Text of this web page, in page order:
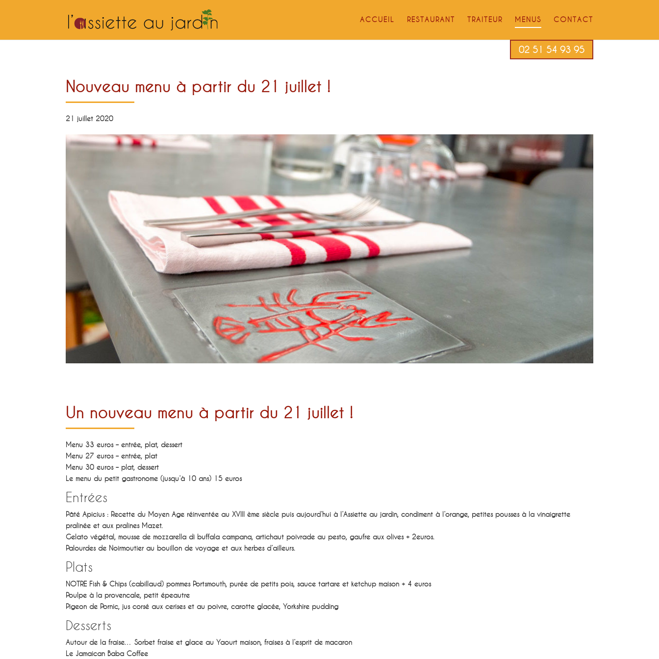
ACCUEIL RESTAURANT TRAITEUR MENUS CONTACT
02 51 54 93 95
Nouveau menu à partir du 21 juillet !
21 juillet 2020
Un nouveau menu à partir du 21 juillet !
Menu 33 euros – entrée, plat, dessert
Menu 27 euros – entrée, plat
Menu 30 euros – plat, dessert
Le menu du petit gastronome (jusqu’à 10 ans) 15 euros
Entrées
Pâté Apicius : Recette du Moyen Age réinventée au XVIII ème siècle puis aujourd’hui à l’Assiette au jardin, condiment à l’orange, petites pousses à la vinaigrette
pralinée et aux pralines Mazet.
Gelato végétal, mousse de mozzarella di buffala campana, artichaut poivrade au pesto, gaufre aux olives + 2euros.
Palourdes de Noirmoutier au bouillon de voyage et aux herbes d’ailleurs.
Plats
NOTRE Fish & Chips (cabillaud) pommes Portsmouth, purée de petits pois, sauce tartare et ketchup maison + 4 euros
Poulpe à la provencale, petit épeautre
Pigeon de Pornic, jus corsé aux cerises et au poivre, carotte glacée, Yorkshire pudding
Desserts
Autour de la fraise… Sorbet fraise et glace au Yaourt maison, fraises à l’esprit de macaron
Le Jamaican Baba Coffee